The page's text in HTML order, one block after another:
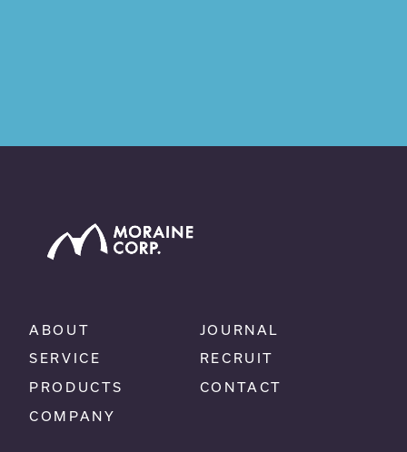
ABOUT
SERVICE
PRODUCTS
COMPANY
JOURNAL
RECRUIT
CONTACT